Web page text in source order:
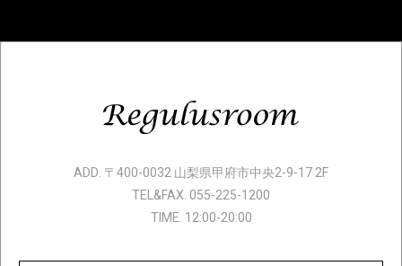
ADD. 〒400-0032 山梨県甲府市中央2-9-17 2F
TEL&FAX. 055-225-1200
TIME. 12:00-20:00